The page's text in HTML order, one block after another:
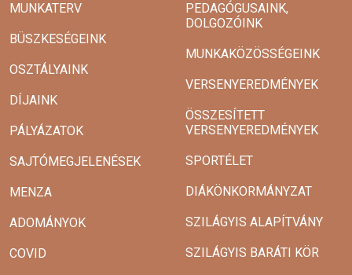
MUNKATERV
BÜSZKESÉGEINK
OSZTÁLYAINK
DÍJAINK
PÁLYÁZATOK
SAJTÓMEGJELENÉSEK
MENZA
ADOMÁNYOK
COVID
PEDAGÓGUSAINK,
DOLGOZÓINK
MUNKAKÖZÖSSÉGEINK
VERSENYEREDMÉNYEK
ÖSSZESÍTETT
VERSENYEREDMÉNYEK
SPORTÉLET
DIÁKÖNKORMÁNYZAT
SZILÁGYIS ALAPÍTVÁNY
SZILÁGYIS BARÁTI KÖR